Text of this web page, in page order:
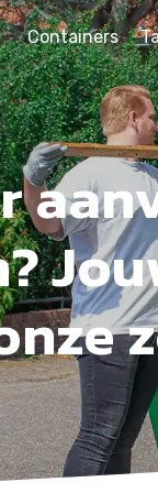
Containers